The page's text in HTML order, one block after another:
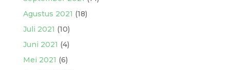
Agustus 2021 (18)
Juli 2021 (10)
Juni 2021 (4)
Mei 2021 (6)